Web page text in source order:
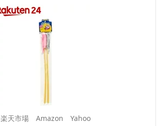
楽天市場 Amazon Yahoo